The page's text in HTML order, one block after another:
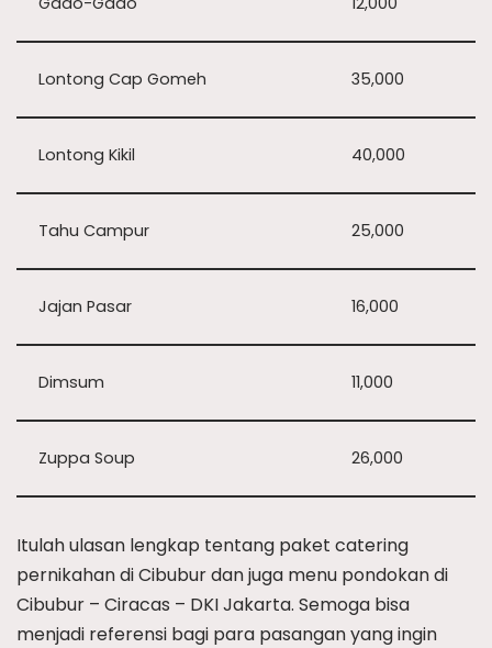
Lontong Cap Gomeh 35,000
Lontong Kikil 40,000
Tahu Campur 25,000
Jajan Pasar 16,000
Dimsum 11,000
Zuppa Soup 26,000
Itulah ulasan lengkap tentang paket catering
pernikahan di Cibubur dan juga menu pondokan di
Cibubur – Ciracas – DKI Jakarta. Semoga bisa
menjadi referensi bagi para pasangan yang ingin